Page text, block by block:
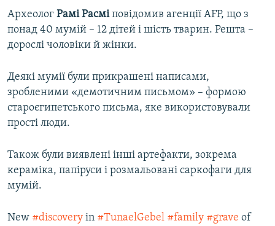
Археолог Рамі Расміповідомив агенції AFP, що з
понад 40 мумій – 12 дітей і шість тварин. Решта –
дорослі чоловіки й жінки.
Деякі мумії були прикрашені написами,
зробленими «демотичним письмом» – формою
староєгипетського письма, яке використовували
прості люди.
Також були виявлені інші артефакти, зокрема
кераміка, папіруси і розмальовані саркофаги для
мумій.
New #discovery in #TunaelGebel #family #grave of